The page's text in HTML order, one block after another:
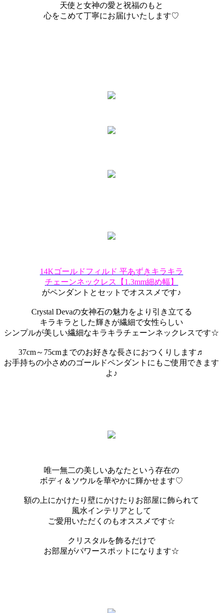
天使と女神の愛と祝福のもと
心をこめて丁寧にお届けいたします♡
14Kゴールドフィルド 平あずきキラキラ
チェーンネックレス【1.3mm細め幅】
がペンダントとセットでオススメです♪
Crystal Devaの女神石の魅力をより引き立てる
キラキラとした輝きが繊細で女性らしい
シンプルが美しい繊細なキラキラチェーンネックレスです☆
37cm～75cmまでのお好きな長さにおつくりします♬
お手持ちの小さめのゴールドペンダントにもご使用できます
よ♪
唯一無二の美しいあなたという存在の
ボディ＆ソウルを華やかに輝かせます♡
額の上にかけたり壁にかけたりお部屋に飾られて
風水インテリアとして
ご愛用いただくのもオススメです☆
クリスタルを飾るだけで
お部屋がパワースポットになります☆